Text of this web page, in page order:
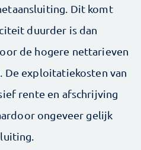
Dit komt
duurder is dan
de hogere nettarieven
De exploitatiekosten van
rente en afschrijving
ongeveer gelijk